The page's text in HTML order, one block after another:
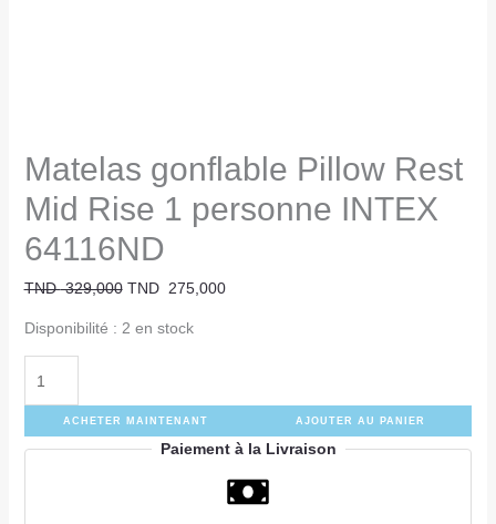
Matelas gonflable Pillow Rest
Mid Rise 1 personne INTEX
64116ND
TND329,000 TND 275,000
Disponibilité : 2 en stock
ACHETER MAINTENANT AJOUTER AU PANIER
Paiement à la Livraison